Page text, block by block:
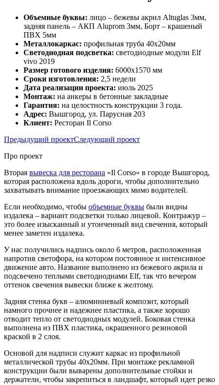
Объемные буквы: лицо – бежевы акрил Altuglas 3мм,
задняя панель – АКП Aluprom 3мм, Борт – крашеный
ПВХ 5мм
Металлокаркас: профильная труба 40х20мм
Светодиодная подсветка: светодиодные модули Elf
vivo 2019
Размер готового изделия: 6000х1570 мм
Сроки изготовления: 2,5 недели
Дата реализации проекта: июль 2025
Монтаж: на анкеры в бетонные закладные
Гарантия: на целостность конструкции 3 года.
Адрес: Вышгород, ул. Парусная 203
Клиент: Ресторан Il Corso
Предыдущий проектСледующий проект
Про проект
Вторая вывеска для ресторана «Il Corso» в городе Вышгород,
которая расположена вдоль дороги, чтобы дополнительно
захватывать внимание проезжающих мимо водителей.
Если необходимо, чтобы объемные буквы были видны
издалека – вариант подсветки только лицевой. Контражур –
это более изысканный и утонченный вид свечения, который
менее заметен издалека.
У нас получились надпись около 6 метров, расположенная
напротив светофора, на котором постоянное и интенсивное
движение авто. Название выполнено из бежевого акрила и
подсвечено теплыми светодиоднами Elf, так что вечером
оттенок свечения вывески ближе к желтому.
Задняя стенка букв – алюминиевый композит, который
намного прочнее и надежнее пластика, а также хорошо
отводит тепло от светодиодных модулей. Боковая стенка
выполнена из ПВХ пластика, окрашенного резиновой
краской в 2 слоя.
Основой для надписи служит каркас из профильной
металлической трубы 40х20мм. При монтаже рекламной
конструкции были выварены дополнительные стойки и
держатели, чтобы закрепиться в ландшафт, который идет резко